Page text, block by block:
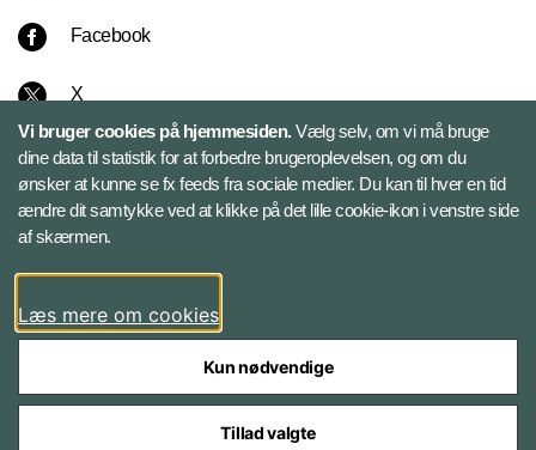
Facebook
X
Instagram
Bluesky
LinkedIn
Vi bruger cookies på hjemmesiden.Vælg selv, om vi må bruge
dine data til statistik for at forbedre brugeroplevelsen, og om du
ønsker at kunne se fx feeds fra sociale medier. Du kan til hver en tid
ændre dit samtykke ved at klikke på det lille cookie-ikon i venstre side
af skærmen.
Læs mere om cookies
Kun nødvendige
Tillad valgte